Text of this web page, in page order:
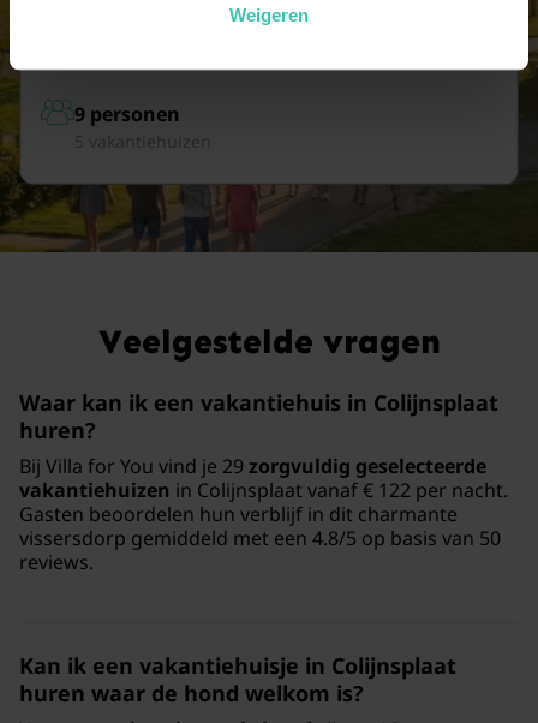
Weigeren
9 personen
5 vakantiehuizen
Veelgestelde vragen
Waar kan ik een vakantiehuis in Colijnsplaat
huren?
Bij Villa for You vind je 29 zorgvuldig geselecteerde
vakantiehuizen in Colijnsplaat vanaf € 122 per nacht.
Gasten beoordelen hun verblijf in dit charmante
vissersdorp gemiddeld met een 4.8/5 op basis van 50
reviews.
Kan ik een vakantiehuisje in Colijnsplaat
huren waar de hond welkom is?